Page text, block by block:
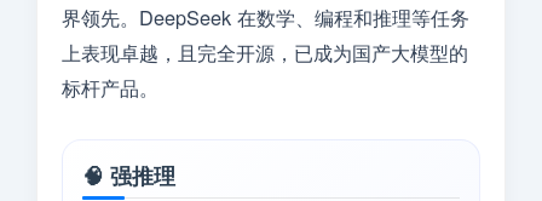
界领先。DeepSeek 在数学、编程和推理等任务
上表现卓越，且完全开源，已成为国产大模型的
标杆产品。
🧠 强推理